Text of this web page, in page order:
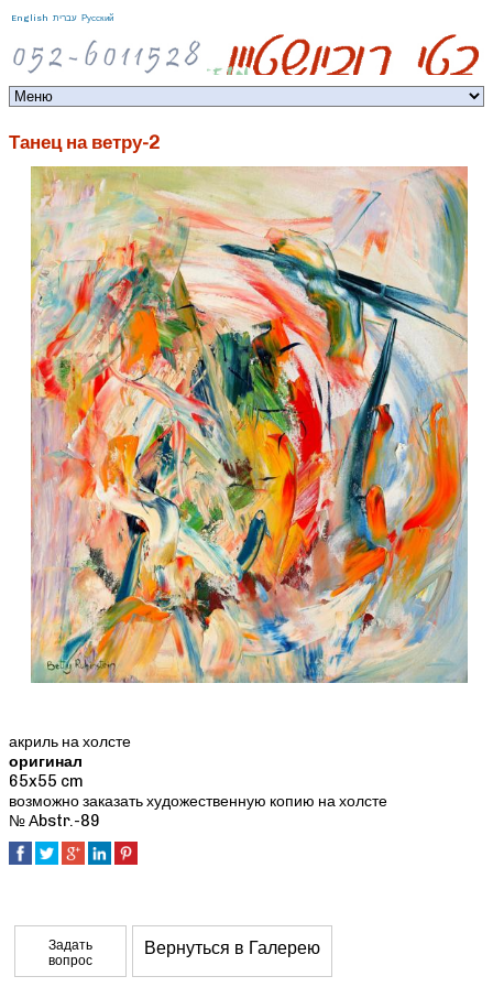
English עברית Русский
Танец на ветру-2
акриль на холсте
оригинал
65x55 cm
возможно заказать художественную копию на холсте
№ Аbstr.-89
Задать
вопрос
Вернуться в Галерею